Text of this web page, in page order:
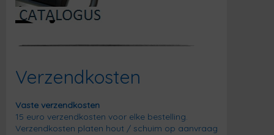
Verzendkosten
Vaste verzendkosten
15 euro verzendkosten voor elke bestelling.
Verzendkosten platen hout / schuim op aanvraag